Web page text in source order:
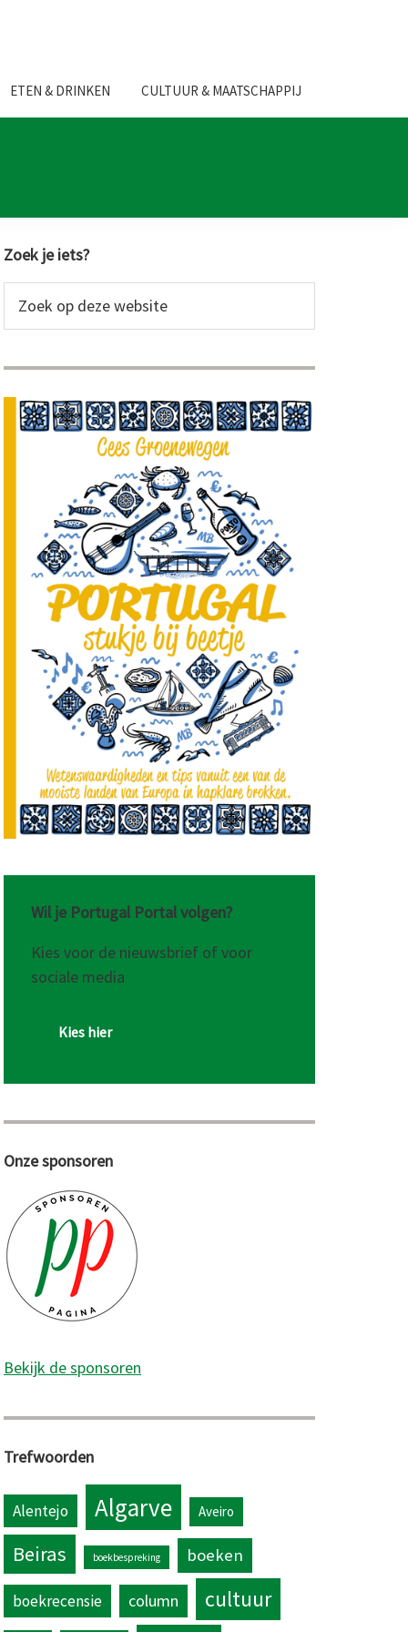
ETEN & DRINKEN CULTUUR & MAATSCHAPPIJ
Primaire
Sidebar
Zoek je iets?
op
website
Wil je Portugal Portal volgen?
Kies voor de nieuwsbrief of voor
sociale media
Kies hier
Onze sponsoren
Bekijk de sponsoren
Trefwoorden
Alentejo Algarve Aveiro
Beiras boekbespreking boeken
boekrecensie column cultuur